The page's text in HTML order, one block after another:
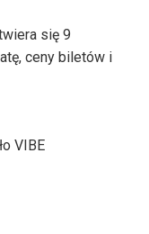
się 9
ceny biletów i
VIBE